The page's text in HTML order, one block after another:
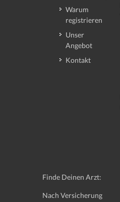
Warum
registrieren
Unser
Angebot
Kontakt
Finde Deinen Arzt:
Nach Versicherung